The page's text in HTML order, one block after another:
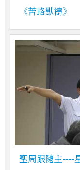
《苦路默禱》
聖周跟隨主----